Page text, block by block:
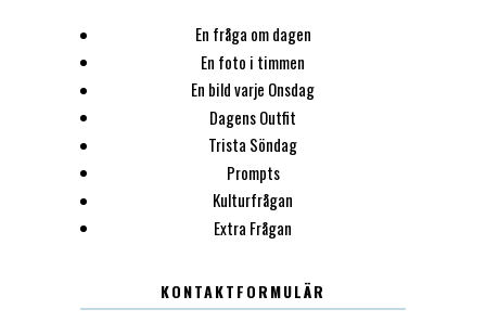
En fråga om dagen
En foto i timmen
En bild varje Onsdag
Dagens Outfit
Trista Söndag
Prompts
Kulturfrågan
Extra Frågan
KONTAKTFORMULÄR